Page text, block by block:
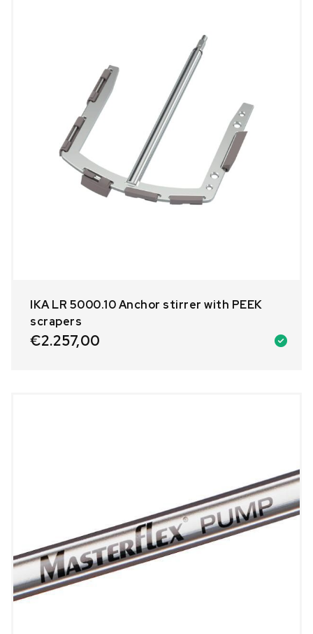
IKA LR 5000.10 Anchor stirrer with PEEK
scrapers
€2.257,00